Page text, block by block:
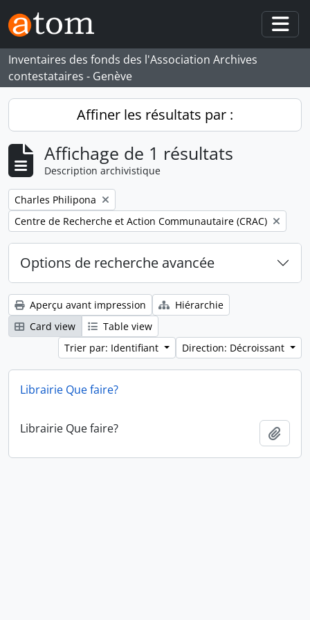
Skip to main content
Inventaires des fonds des l'Association Archives
contestataires - Genève
Affiner les résultats par :
Affichage de 1 résultats
Description archivistique
Remove filter:
Charles Philipona
Remove filter:
Centre de Recherche et Action Communautaire (CRAC)
Options de recherche avancée
Aperçu avant impression
Hiérarchie
Card view
Table view
Trier par: Identifiant
Direction: Décroissant
Librairie Que faire?
Librairie Que faire?